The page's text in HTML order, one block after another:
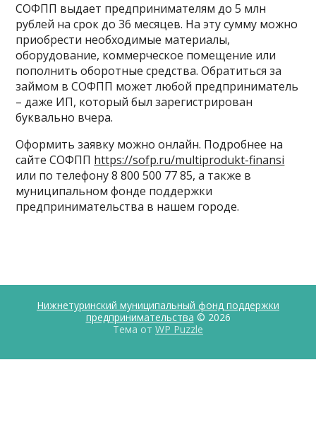
СОФПП выдает предпринимателям до 5 млн
рублей на срок до 36 месяцев. На эту сумму можно
приобрести необходимые материалы,
оборудование, коммерческое помещение или
пополнить оборотные средства. Обратиться за
займом в СОФПП может любой предприниматель
– даже ИП, который был зарегистрирован
буквально вчера.
Оформить заявку можно онлайн. Подробнее на
сайте СОФПП https://sofp.ru/multiprodukt-finansi
или по телефону 8 800 500 77 85, а также в
муниципальном фонде поддержки
предпринимательства в нашем городе.
Нижнетуринский муниципальный фонд поддержки
предпринимательства © 2026
Тема от WP Puzzle